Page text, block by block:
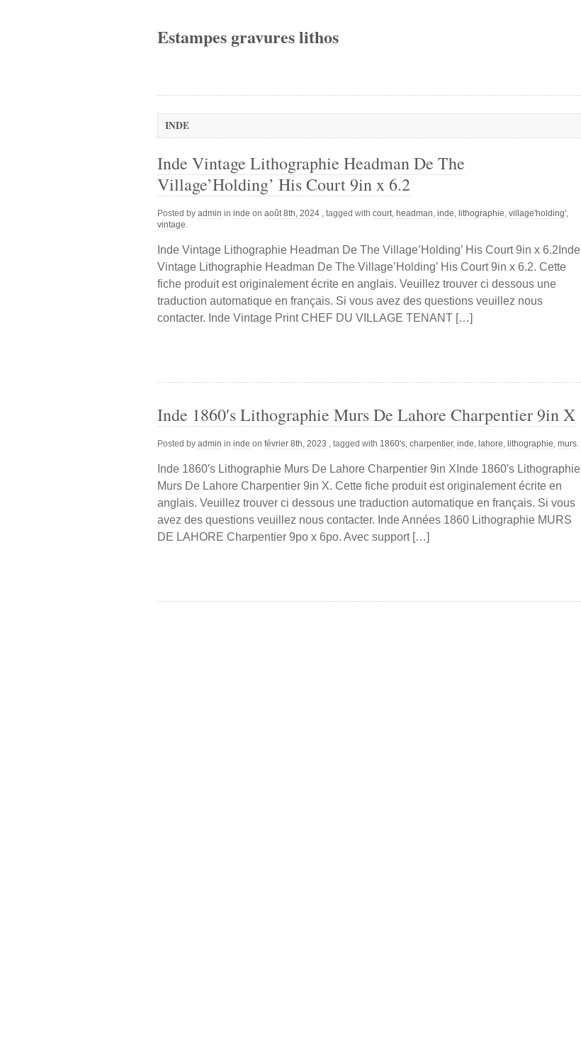
Estampes gravures lithos
INDE
Inde Vintage Lithographie Headman De The
Village’Holding’ His Court 9in x 6.2
Posted by admin in inde on août 8th, 2024 , tagged with court, headman, inde, lithographie, village'holding',
vintage.
Inde Vintage Lithographie Headman De The Village’Holding’ His Court 9in x 6.2Inde
Vintage Lithographie Headman De The Village’Holding’ His Court 9in x 6.2. Cette
fiche produit est originalement écrite en anglais. Veuillez trouver ci dessous une
traduction automatique en français. Si vous avez des questions veuillez nous
contacter. Inde Vintage Print CHEF DU VILLAGE TENANT […]
Inde 1860′s Lithographie Murs De Lahore Charpentier 9in X
Posted by admin in inde on février 8th, 2023 , tagged with 1860's, charpentier, inde, lahore, lithographie, murs.
Inde 1860′s Lithographie Murs De Lahore Charpentier 9in XInde 1860′s Lithographie
Murs De Lahore Charpentier 9in X. Cette fiche produit est originalement écrite en
anglais. Veuillez trouver ci dessous une traduction automatique en français. Si vous
avez des questions veuillez nous contacter. Inde Années 1860 Lithographie MURS
DE LAHORE Charpentier 9po x 6po. Avec support […]